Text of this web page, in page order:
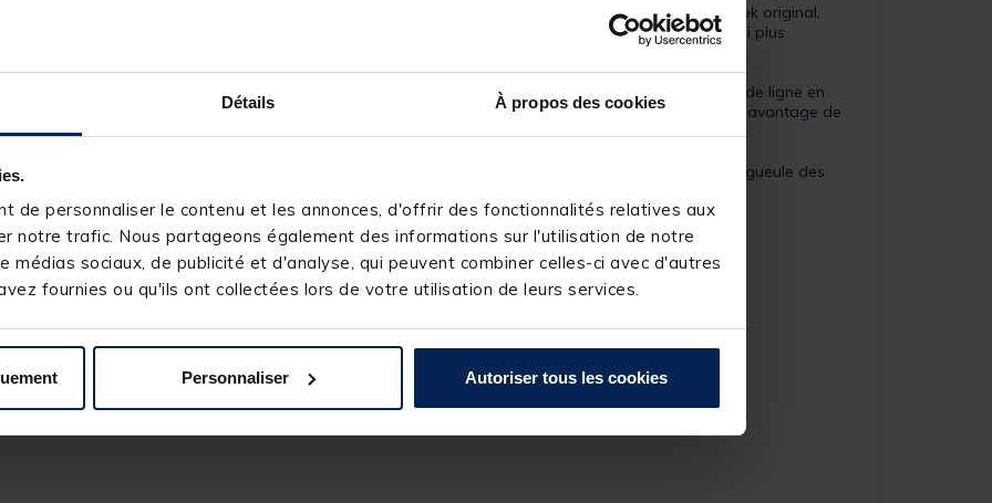
Détails À propos des cookies
de personnaliser le contenu et les annonces, d'offrir des fonctionnalités relatives aux
notre trafic. Nous partageons également des informations sur l'utilisation de notre
médias sociaux, de publicité et d'analyse, qui peuvent combiner celles-ci avec d'autres
fournies ou qu'ils ont collectées lors de votre utilisation de leurs services.
Personnaliser Autoriser tous les cookies
la
n'est pas sans rappeler une balle de golf. Bien plus qu'un simple look original,
d'afficher moins de résistance à l'eau qu'une fireball classique. La présentation de votre vif sera ainsi plus
efficacité supérieure.
est simple à monter. L'œillet du haut, de grande taille, permet de relier un bas de ligne en
L'œillet du bas permet quant à lui d'accueillir un stinger relié à un hameçon triple pour concrétiser davantage de
d'un hameçon simple fort de fer au piquant imparable qui garantit une pénétration parfaite dans la gueule des
verticale.
Ball Hot Ball
plus naturelle